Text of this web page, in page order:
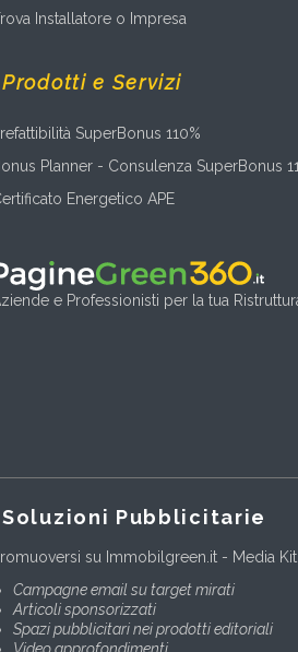
Installatore o Impresa
Prodotti e Servizi
SuperBonus 110%
Planner - Consulenza SuperBonus
Energetico APE
e Professionisti per la tua
Soluzioni Pubblicitarie
su Immobilgreen.it - Media Kit:
Campagne email su target mirati
Articoli sponsorizzati
Spazi pubblicitari nei prodotti editoriali